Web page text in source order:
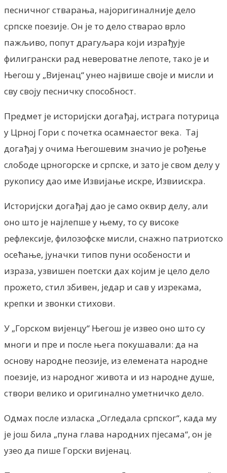
песничног стварања, најоригиналније дело
српске поезије. Он је то дело стварао врло
пажљиво, попут драгуљара који израђује
филигрански рад невероватне лепоте, тако је и
Његош у „Вијенац“ унео највише своје и мисли и
сву своју песничку способност.
Предмет је историјски догађај, истрага потурица
у Црној Гори с почетка осамнаестог века. Тај
догађај у очима Његошевим значио је рођење
слободе црногорске и српске, и зато је свом делу у
рукопису дао име Извијање искре, Извиискра.
Историјски догађај дао је само оквир делу, али
оно што је најлепше у њему, то су високе
рефлексије, филозофске мисли, снажно патриотско
осећање, јуначки типов пуни особености и
израза, узвишен поетски дах којим је цело дело
прожето, стил збивен, једар и сав у изрекама,
крепки и звонки стихови.
У „Горском вијенцу“ Његош је извео оно што су
многи и пре и после њега покушавали: да на
основу народне пеозије, из елемената народне
поезије, из народног живота и из народне душе,
створи велико и оригинално уметничко дело.
Одмах после изласка „Огледала српског“, када му
је још била „пуна глава народних пјесама“, он је
узео да пише Горски вијенац.